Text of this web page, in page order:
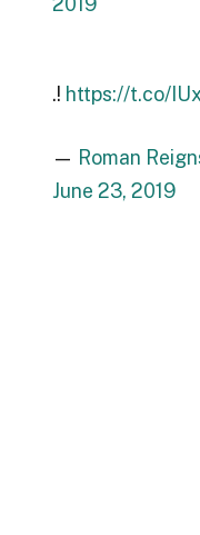
.! https://t.co/
— Roman
June 23, 2019